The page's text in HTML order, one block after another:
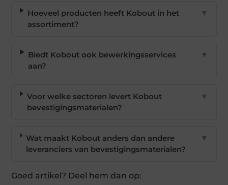
Hoeveel producten heeft Kobout in het
assortiment?
▼
Biedt Kobout ook bewerkingsservices
aan?
▼
Voor welke sectoren levert Kobout
bevestigingsmaterialen?
▼
Wat maakt Kobout anders dan andere
leveranciers van bevestigingsmaterialen?
▼
Goed artikel? Deel hem dan op: